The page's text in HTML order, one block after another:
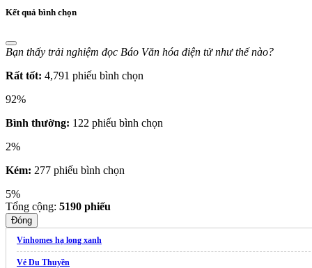
Kết quả bình chọn
Bạn thấy trải nghiệm đọc Báo Văn hóa điện tử như thế nào?
Rất tốt: 4,791 phiếu bình chọn
92%
Bình thường: 122 phiếu bình chọn
2%
Kém: 277 phiếu bình chọn
5%
Tổng cộng: 5190 phiếu
Đóng
Vinhomes hạ long xanh
Vé Du Thuyền